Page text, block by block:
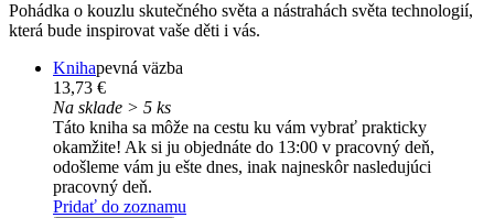
Pohádka o kouzlu skutečného světa a nástrahách světa technologií,
která bude inspirovat vaše děti i vás.
Knihapevná väzba
13,73 €
Na sklade > 5 ks
Táto kniha sa môže na cestu ku vám vybrať prakticky
okamžite! Ak si ju objednáte do 13:00 v pracovný deň,
odošleme vám ju ešte dnes, inak najneskôr nasledujúci
pracovný deň.
Pridať do zoznamu